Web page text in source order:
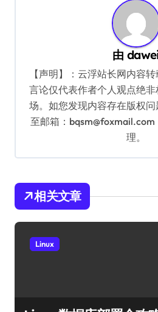
由
【声明】：云浮站长网内容
言论仅代表作者个人观点绝
场。如您发现内容存在版权
至邮箱：
理。
相关文章
Linux